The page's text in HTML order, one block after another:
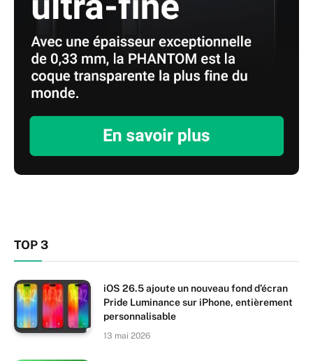
TOP 3
iOS 26.5 ajoute un nouveau fond d’écran
Pride Luminance sur iPhone, entièrement
personnalisable
13 mai 2026